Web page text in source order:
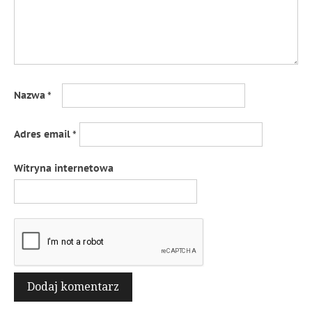
Nazwa*
Adres email*
Witryna internetowa